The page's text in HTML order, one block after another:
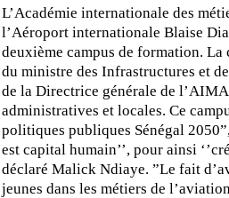
L’Académie internationale des
l’Aéroport internationale Blaise
deuxième campus de formation. La
du ministre des Infrastructures et
de la Directrice générale de
administratives et locales. Ce
politiques publiques Sénégal
est capital humain’’, pour ainsi
déclaré Malick Ndiaye. ”Le fait
jeunes dans les métiers de